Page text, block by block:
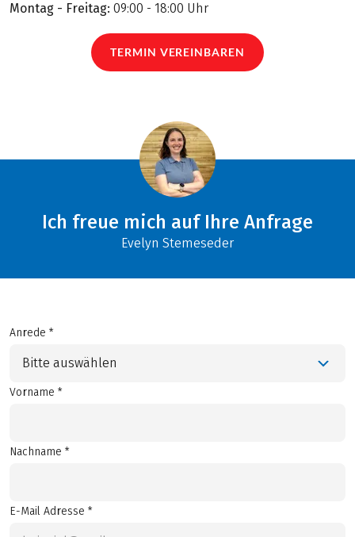
Montag - Freitag: 09:00 - 18:00 Uhr
TERMIN VEREINBAREN
Ich freue mich auf Ihre Anfrage
Evelyn Stemeseder
Anrede *
Bitte auswählen
Vorname *
Nachname *
E-Mail Adresse *